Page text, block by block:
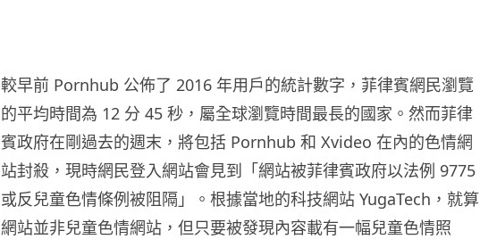
較早前 Pornhub 公佈了 2016 年用戶的統計數字，菲律賓網民瀏覽
的平均時間為 12 分 45 秒，屬全球瀏覽時間最長的國家。然而菲律
賓政府在剛過去的週末，將包括 Pornhub 和 Xvideo 在內的色情網
站封殺，現時網民登入網站會見到「網站被菲律賓政府以法例 9775
或反兒童色情條例被阻隔」。根據當地的科技網站 YugaTech，就算
網站並非兒童色情網站，但只要被發現內容載有一幅兒童色情照